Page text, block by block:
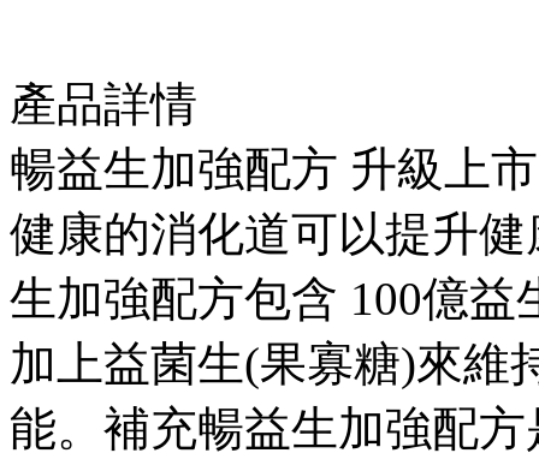
產品詳情
暢益生加強配方 升級上市
健康的消化道可以提升
生加強配方包含 100億
加上益菌生(果寡糖)來維
能。補充暢益生加強配